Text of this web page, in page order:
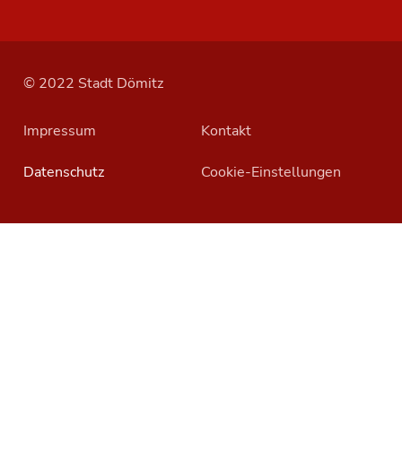
© 2022 Stadt Dömitz
Impressum Kontakt
Datenschutz Cookie-Einstellungen